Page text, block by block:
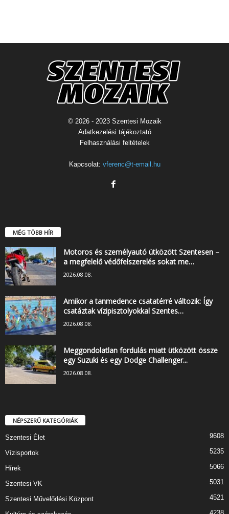
© 2026 - 2023 Szentesi Mozaik
Adatkezelési tájékoztató
Felhasználási feltételek
Kapcsolat: vferenc@t-email.hu
MÉG TÖBB HÍR
Motoros és személyautó ütközött Szentesen –
a megfelelő védőfelszerelés sokat me…
2026.08.08.
Amikor a tanmedence csatatérré változik: Így
csatáztak vízipisztolyokkal Szentes…
2026.08.08.
Meggondolatlan fordulás miatt ütközött össze
egy Suzuki és egy Dodge Challenger...
2026.08.08.
NÉPSZERŰ KATEGÓRIÁK
Szentesi Élet 9608
Vízisportok 5235
Hírek 5066
Szentesi VK 5031
Szentesi Művelődési Központ 4521